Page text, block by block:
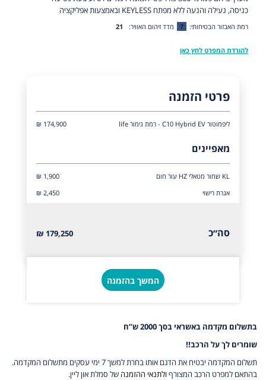
כניסה, נעילה והנעה ללא מפתח KEYLESS ובאמצעות אפליקציה
רמת האבזור הבטיחותי: 7 מדד זיהום האוויר: 21
להורדת המפרט לחץ כאן
פרטי הזמנה
ליפמוטור C10 Hybrid EV - רמת גימור life 174,900 ₪
מאפיינים
KL שחור מטאלי HZ עור חום
₪ 1,900
אגרת רישוי
₪ 2,450
סה״כ 179,250 ₪
המשך בהזמנה
בתשלום מקדמה באשראי בסך 2000 ש”ח
שומרים לך על הרכב!!
תשלום המקדמה יבטיח את הדגם אותו בחרת למשך 7 ימי עסקים מתשלום המקדמה.
בהתאם למפרט הרכב המצורף ולתנאי ההזמנה של סמלת און ליין.